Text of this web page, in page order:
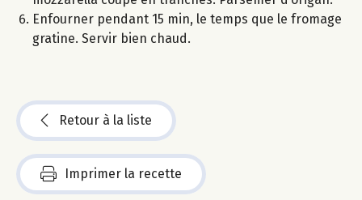
Enfourner pendant 15 min, le temps que le fromage
gratine. Servir bien chaud.
Retour à la liste
Imprimer la recette